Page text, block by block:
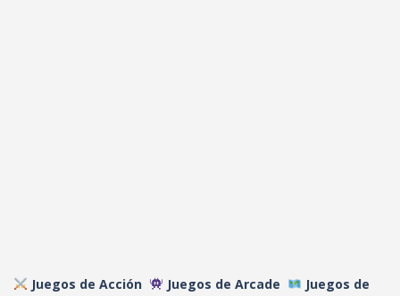
Juegos de Acción Juegos de Arcade
Juegos de